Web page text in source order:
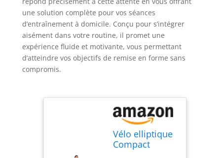
une solution complète pour vos séances
d’entraînement à domicile. Conçu pour s’intégrer
aisément dans votre routine, il promet une
expérience fluide et motivante, vous permettant
d’atteindre vos objectifs de remise en forme sans
compromis.
Vélo elliptique
Compact